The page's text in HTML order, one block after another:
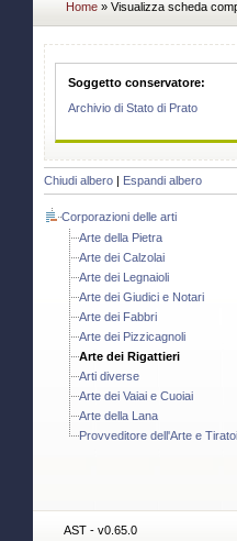
Home » Visualizza scheda
Soggetto conservatore:
Archivio di Stato di Prato
Chiudi albero Espandi albero
Corporazioni delle arti
Arte della Pietra
Arte dei Calzolai
Arte dei Legnaioli
Arte dei Giudici e Notari
Arte dei Fabbri
Arte dei Pizzicagnoli
Arte dei Rigattieri
Arti diverse
Arte dei Vaiai e Cuoiai
Arte della Lana
Provveditore dell'Arte e
AST - v0.65.0